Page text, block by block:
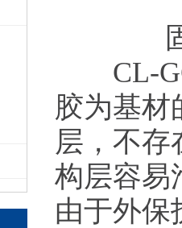
CL-
胶为基材
层，不存
构层容易
由于外保